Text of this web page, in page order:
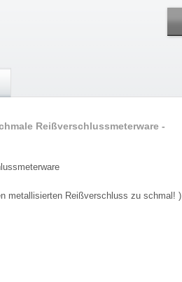
Reißverschlussmeterware -
metallisierten Reißverschluss zu schmal! )